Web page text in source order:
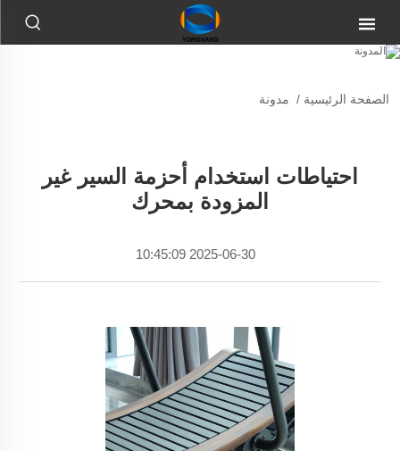
الصفحة الرئيسية / مدونة
احتياطات استخدام أحزمة السير غير
المزودة بمحرك
2025-06-30 10:45:09